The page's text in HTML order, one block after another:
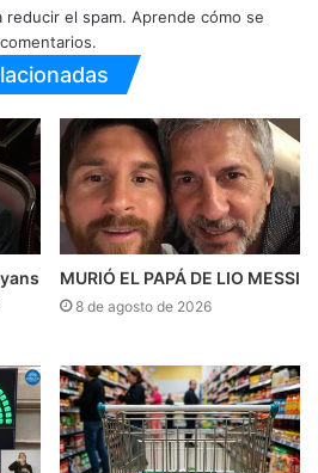
reducir el spam. Aprende cómo se
MURIÓ EL PAPÁ DE LIO MESSI
8 de agosto de 2026